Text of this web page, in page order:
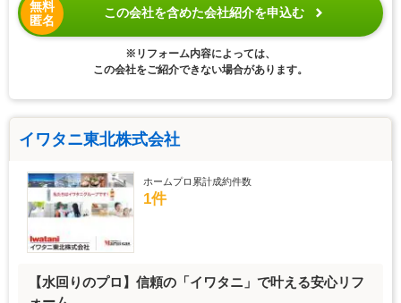
無料
匿名
この会社を含めた会社紹介を申込む
※リフォーム内容によっては、
この会社をご紹介できない場合があります。
イワタニ東北株式会社
ホームプロ累計成約件数
1件
【水回りのプロ】信頼の「イワタニ」で叶える安心リフ